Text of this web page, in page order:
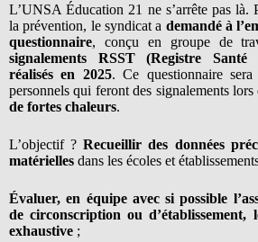
L’UNSA Éducation 21 ne s’arrête pas là.
la prévention, le syndicat a demandé à
questionnaire, conçu en groupe de
signalements RSST (Registre
réalisés en 2025. Ce questionnaire sera
personnels qui feront des signalements lors
de fortes chaleurs.
L’objectif ?Recueillir des données
matérielles dans les écoles et
Évaluer, en équipe avec si possible
de circonscription ou d’établissement,
exhaustive ;